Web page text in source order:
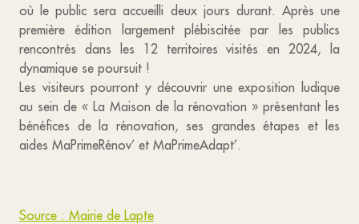
où le public sera accueilli deux jours durant. Après une
première édition largement plébiscitée par les publics
rencontrés dans les 12 territoires visités en 2024, la
dynamique se poursuit !
Les visiteurs pourront y découvrir une exposition ludique
au sein de « La Maison de la rénovation » présentant les
bénéfices de la rénovation, ses grandes étapes et les
aides MaPrimeRénov’ et MaPrimeAdapt’.
Source : Mairie de Lapte